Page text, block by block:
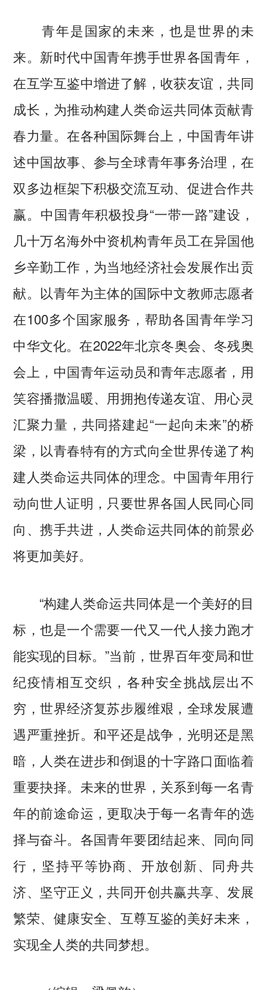
青年是国家的未来，也是世界的未
来。新时代中国青年携手世界各国青年，
在互学互鉴中增进了解，收获友谊，共同
成长，为推动构建人类命运共同体贡献青
春力量。在各种国际舞台上，中国青年讲
述中国故事、参与全球青年事务治理，在
双多边框架下积极交流互动、促进合作共
赢。中国青年积极投身“一带一路”建设，
几十万名海外中资机构青年员工在异国他
乡辛勤工作，为当地经济社会发展作出贡
献。以青年为主体的国际中文教师志愿者
在100多个国家服务，帮助各国青年学习
中华文化。在2022年北京冬奥会、冬残奥
会上，中国青年运动员和青年志愿者，用
笑容播撒温暖、用拥抱传递友谊、用心灵
汇聚力量，共同搭建起“一起向未来”的桥
梁，以青春特有的方式向全世界传递了构
建人类命运共同体的理念。中国青年用行
动向世人证明，只要世界各国人民同心同
向、携手共进，人类命运共同体的前景必
将更加美好。
“构建人类命运共同体是一个美好的目
标，也是一个需要一代又一代人接力跑才
能实现的目标。”当前，世界百年变局和世
纪疫情相互交织，各种安全挑战层出不
穷，世界经济复苏步履维艰，全球发展遭
遇严重挫折。和平还是战争，光明还是黑
暗，人类在进步和倒退的十字路口面临着
重要抉择。未来的世界，关系到每一名青
年的前途命运，更取决于每一名青年的选
择与奋斗。各国青年要团结起来、同向同
行，坚持平等协商、开放创新、同舟共
济、坚守正义，共同开创共赢共享、发展
繁荣、健康安全、互尊互鉴的美好未来，
实现全人类的共同梦想。